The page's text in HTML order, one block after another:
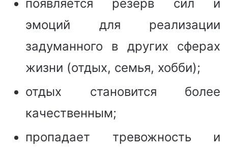
появляется резерв сил и
эмоций для реализации
задуманного в других сферах
жизни (отдых, семья, хобби);
отдых становится более
качественным;
пропадает тревожность и